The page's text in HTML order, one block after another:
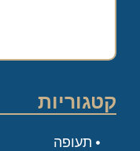
קטגוריות
תעופה